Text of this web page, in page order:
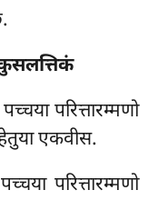
परित्तारम्मणो
एकवीस.
परित्तारम्मणो